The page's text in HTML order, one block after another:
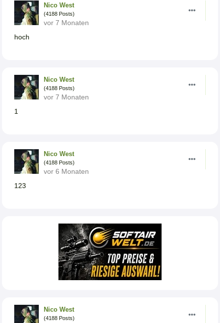
Nico West
(4188 Posts)
vor 7 Monaten
hoch
Nico West
(4188 Posts)
vor 7 Monaten
1
Nico West
(4188 Posts)
vor 6 Monaten
123
Nico West
(4188 Posts)